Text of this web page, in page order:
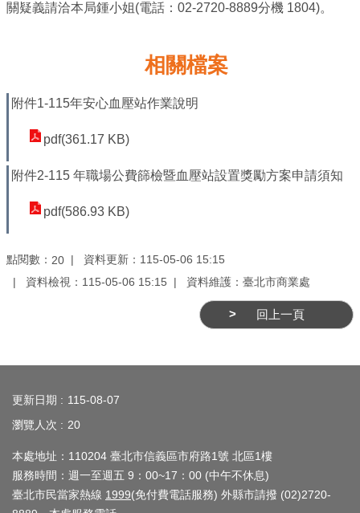
司
登
理
商
輔
商
圈
廊
關疑義請洽本局鍾小姐(電話：02-2720-8889分機 1804)。
相關檔案
附件1-115年安心血壓站作業說明
pdf(361.17 KB)
附件2-115 年職場公費篩檢暨血壓站設置獎勵方案申請須知
pdf(586.93 KB)
點閱數： 20
資料更新：115-05-06 15:15
資料檢視：115-05-06 15:15
資料維護：臺北市商業處
回上一頁
更新日期
115-08-07
瀏覽人次
20
本處地址：110204 臺北市信義區市府路1號 北區1樓
服務時間：週一至週五 9：00~17：00 (中午不休息)
臺北市民當家熱線 1999(免付費電話服務) 外縣市請撥 (02)2720-